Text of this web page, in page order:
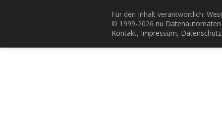
Für den Inhalt verantwortlich:
© 1999-2026 nu
Kontakt, Impressum, Datenschutz